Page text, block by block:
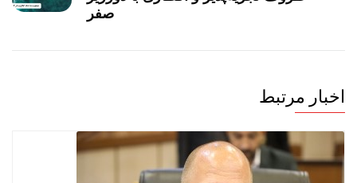
صفر
اخبار مرتبط